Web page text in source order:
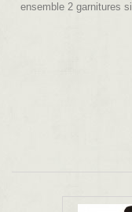
ensemble 2 garnitures